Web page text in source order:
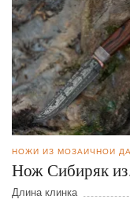
Нож Сибиряк из
мозаичной
Длина клинка